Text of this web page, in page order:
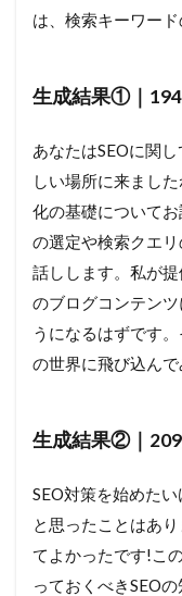
は、検索キーワード
生成結果①｜
あなたはSEOに関
しい場所に来まし
化の基礎について
の選定や検索クエ
話しします。私が
のブログコンテン
うになるはずです
の世界に飛び込んで
生成結果②｜
SEO対策を始めた
と思ったことはあ
てよかったです!こ
っておくべきSEO